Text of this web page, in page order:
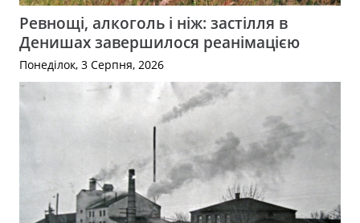
Ревнощі, алкоголь і ніж: застілля в
Денишах завершилося реанімацією
Понеділок, 3 Серпня, 2026